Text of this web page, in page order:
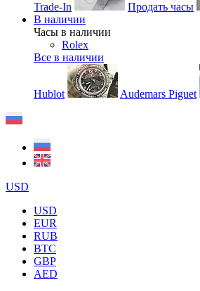
Trade-In
Продать часы
В наличии
Часы в наличии
Rolex
Все в наличии
Hublot Audemars Piguet
USD
USD
EUR
RUB
BTC
GBP
AED